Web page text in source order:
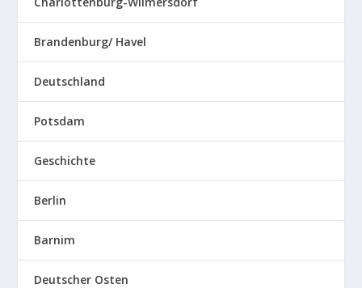
Brandenburg/ Havel
Deutschland
Potsdam
Geschichte
Berlin
Barnim
Deutscher Osten